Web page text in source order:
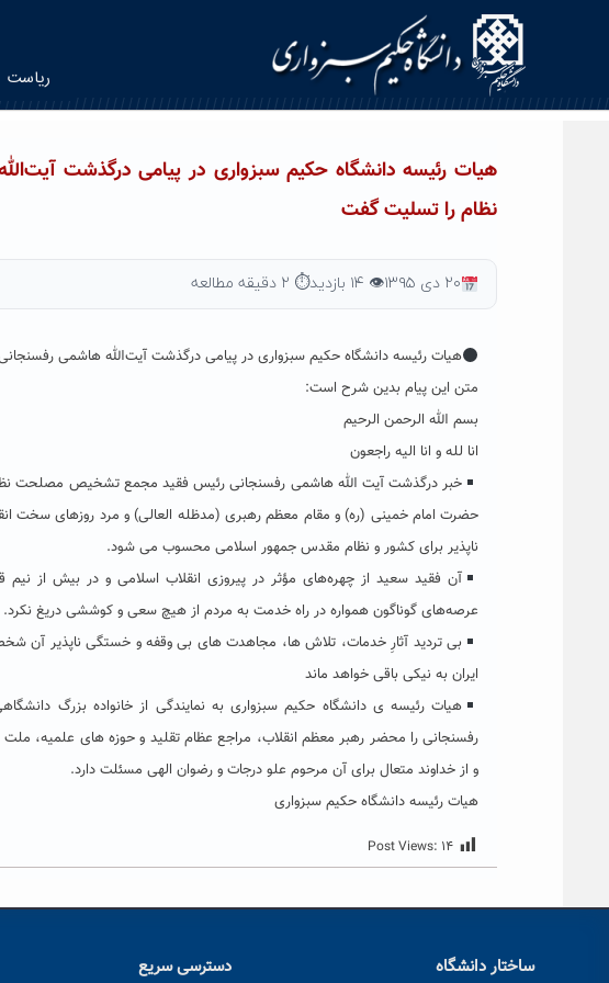
ریاست
هیات رئیسه دانشگاه حکیم سبزواری در پیامی درگذشت
نظام را تسلیت گفت
۲۰ دی ۱۳۹۵ 👁 ۱۴ بازدید ⏱ ۲ دقیقه مطالعه
هیات رئیسه دانشگاه حکیم سبزواری در پیامی درگذشت آیت‌الله هاشمی
متن این پیام بدین شرح است:
بسم الله الرحمن الرحیم
انا لله و انا الیه راجعون
خبر درگذشت آیت الله هاشمی رفسنجانی رئیس فقید مجمع تشخیص مصلحت
حضرت امام خمینی (ره) و مقام معظم رهبری (مدظله العالی) و مرد روزهای سخت
ناپذیر برای کشور و نظام مقدس جمهور اسلامی محسوب می شود.
آن فقید سعید از چهره‌های مؤثر در پیروزی انقلاب اسلامی و در بیش از
عرصه‌های گوناگون همواره در راه خدمت به مردم از هیچ سعی و کوششی دریغ نکرد.
بی تردید آثارِ خدمات، تلاش ها، مجاهدت های بی وقفه و خستگی ناپذیر آن
ایران به نیکی باقی خواهد ماند
هیات رئیسه ی دانشگاه حکیم سبزواری به نمایندگی از خانواده بزرگ
رفسنجانی را محضر رهبر معظم انقلاب، مراجع عظام تقلید و حوزه های علمیه،
و از خداوند متعال برای آن مرحوم علو درجات و رضوان الهی مسئلت دارد.
هیات رئیسه دانشگاه حکیم سبزواری
Post Views: ۱۴
ساختار دانشگاه دسترسی سریع